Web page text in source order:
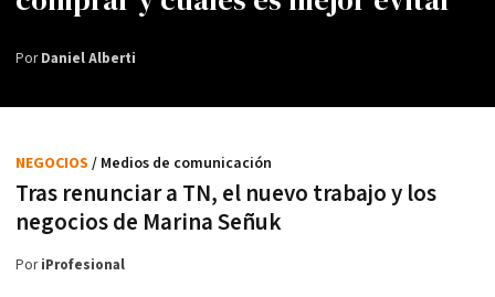
PorDaniel Alberti
Tras renunciar a TN, el nuevo trabajo y los
negocios de Marina Señuk
NEGOCIOS / Medios de comunicación
PoriProfesional